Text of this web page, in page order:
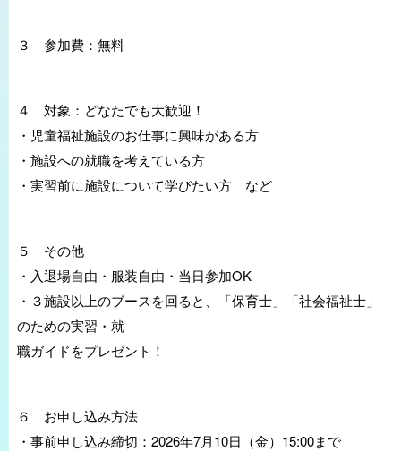
３ 参加費：無料
４ 対象：どなたでも大歓迎！
・児童福祉施設のお仕事に興味がある方
・施設への就職を考えている方
・実習前に施設について学びたい方 など
５ その他
・入退場自由・服装自由・当日参加OK
・３施設以上のブースを回ると、「保育士」「社会福祉士」
のための実習・就
職ガイドをプレゼント！
６ お申し込み方法
・事前申し込み締切：2026年7月10日（金）15:00まで